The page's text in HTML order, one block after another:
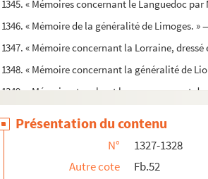
1345. « Mémoires concernant le Languedoc
1346. « Mémoire de la généralité de Limoges.
1347. « Mémoire concernant la Lorraine,
1348. « Mémoire concernant la généralité de
1349. « Mémoires touchant le gouvernement
1351. « Mémoire concernant la généralité
Présentation du contenu
N°
1327-1328
Autre cote
Fb.52